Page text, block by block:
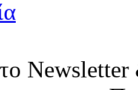
Νewsletter